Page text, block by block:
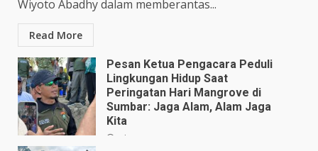
Wiyoto Abadhy dalam memberantas...
Read More
Pesan Ketua Pengacara Peduli
Lingkungan Hidup Saat
Peringatan Hari Mangrove di
Sumbar: Jaga Alam, Alam Jaga
Kita
Juli 28, 2026